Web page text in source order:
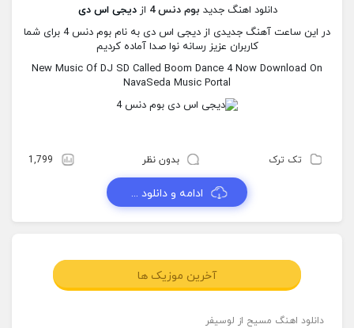
دانلود اهنگ جدید بوم دنس 4 از دیجی اس دی
در این ساعت آهنگ جدیدی از دیجی اس دی به نام بوم دنس 4 برای شما
کاربران عزیز رسانه نوا صدا آماده کردیم
New Music Of DJ SD Called Boom Dance 4 Now Download On
NavaSeda Music Portal
تک ترک بدون نظر 1,799
ادامه و دانلود ...
آخرین موزیک ها
دانلود اهنگ مسیح از لوسیفر